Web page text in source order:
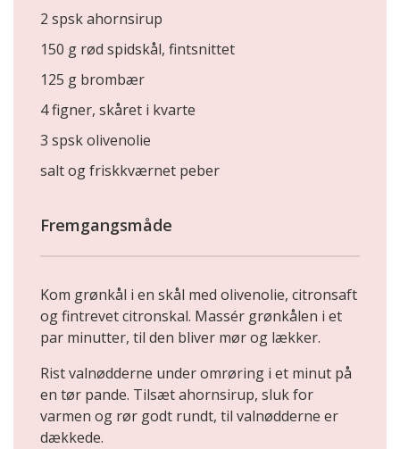
2 spsk ahornsirup
150 g rød spidskål, fintsnittet
125 g brombær
4 figner, skåret i kvarte
3 spsk olivenolie
salt og friskkværnet peber
Fremgangsmåde
Kom grønkål i en skål med olivenolie, citronsaft
og fintrevet citronskal. Massér grønkålen i et
par minutter, til den bliver mør og lækker.
Rist valnødderne under omrøring i et minut på
en tør pande. Tilsæt ahornsirup, sluk for
varmen og rør godt rundt, til valnødderne er
dækkede.